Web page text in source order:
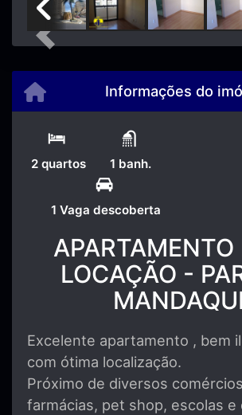
Previous
Informações do
2 quartos 1 banh.
1 Vaga descoberta
APARTAMENTO
LOCAÇÃO -
MANDAQUI
Excelente apartamento , bem
com ótima localização.
Próximo de diversos
farmácias, pet shop, escolas e